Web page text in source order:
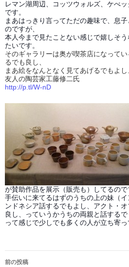
レマン湖周辺、コッツウォルズ、ケべ
です。
まあはっきり言ってただの趣味で、息
のですが、
本人今まで見たことない感じで嬉しそ
たいです。
そのギャラリーは奥が喫茶店になって
るでも良し、
まあ絵をなんとなく見てあげるでもよ
友人の陶芸家工藤修二氏
http://p.tl/W-nD
が賛助作品を展示（販売も）してるので
手伝いに来てるはずのうちの上の妹（
ンドネシア話するでもよし、アクト・
良し、っていうかうちの両親と話するで
って感じで少しでも多くの人が立ち寄っ
投
前の投稿